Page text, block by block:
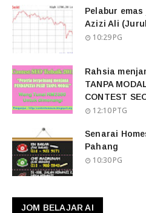
Pelabur
Azizi Ali
10:29 PG
Rahsia
TANPA
CONTEST
12:10 PTG
Senarai
Pahang
10:30 PG
JOM BELAJAR AI